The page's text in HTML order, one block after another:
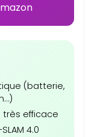
(batterie,
très efficace
4.0